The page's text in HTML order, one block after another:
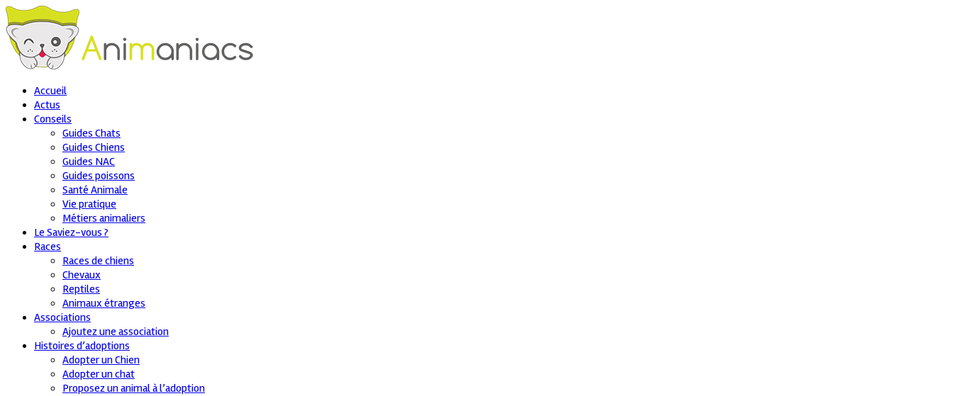
Accueil
Actus
Conseils
Guides Chats
Guides Chiens
Guides NAC
Guides poissons
Santé Animale
Vie pratique
Métiers animaliers
Le Saviez-vous ?
Races
Races de chiens
Chevaux
Reptiles
Animaux étranges
Associations
Ajoutez une association
Histoires d’adoptions
Adopter un Chien
Adopter un chat
Proposez un animal à l’adoption